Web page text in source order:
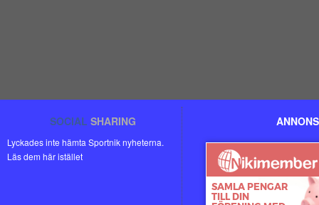
SOCIAL SHARING
Lyckades inte hämta Sportnik nyheterna.
Läs dem här istället